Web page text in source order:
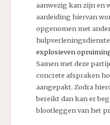
aanwezig kan zijn en
aanleiding hiervan
opgenomen met
explosieven
Samen met deze
concrete afspraken
aangepakt. Zodra
bereikt dan kan er
blootleggen van het